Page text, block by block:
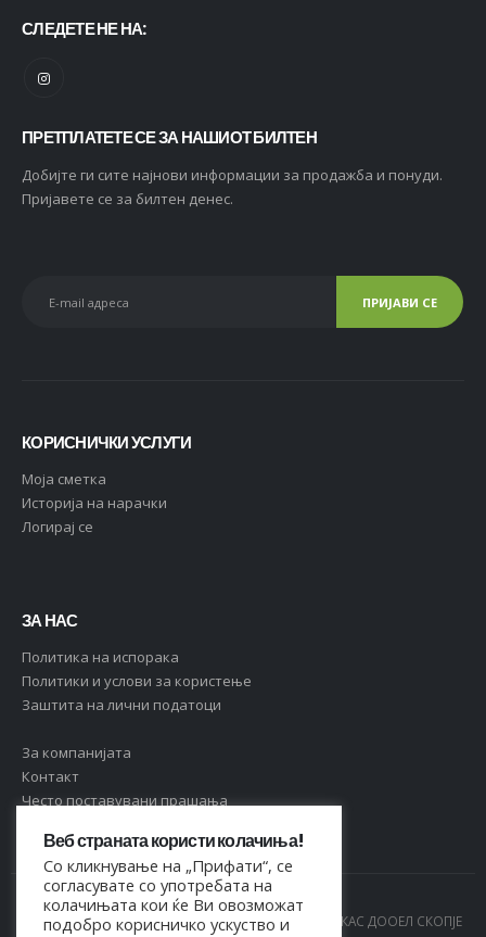
СЛЕДЕТЕ НЕ НА:
ПРЕТПЛАТЕТЕ СЕ ЗА НАШИОТ БИЛТЕН
Добијте ги сите најнови информации за продажба и понуди.
Пријавете се за билтен денес.
КОРИСНИЧКИ УСЛУГИ
Moja сметка
Историја на нарачки
Логирај се
ЗА НАС
Политика на испорака
Политики и услови за користење
Заштита на лични податоци
За компанијата
Контакт
Често поставувани прашања
© Copyright 2021. Сите права се задржани од МАРКАС ДООЕЛ СКОПЈЕ
Веб страната користи колачиња!
Со кликнување на „Прифати“, се
согласувате со употребата на
колачињата кои ќе Ви овозможат
подобро корисничко ускуство и